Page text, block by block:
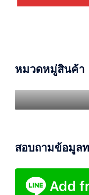
หมวดหมู่สินค้า
สอบถามข้อมูล